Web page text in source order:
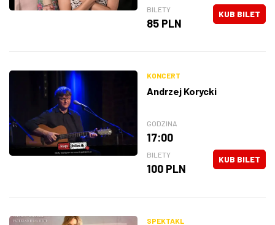
BILETY
85 PLN
KUB BILET
KONCERT
Andrzej Korycki
GODZINA
17:00
BILETY
100 PLN
KUB BILET
SPEKTAKL